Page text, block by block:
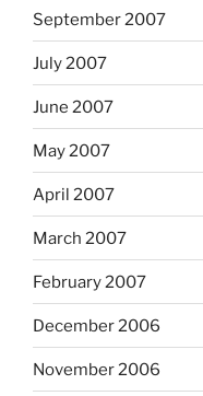
September 2007
July 2007
June 2007
May 2007
April 2007
March 2007
February 2007
December 2006
November 2006